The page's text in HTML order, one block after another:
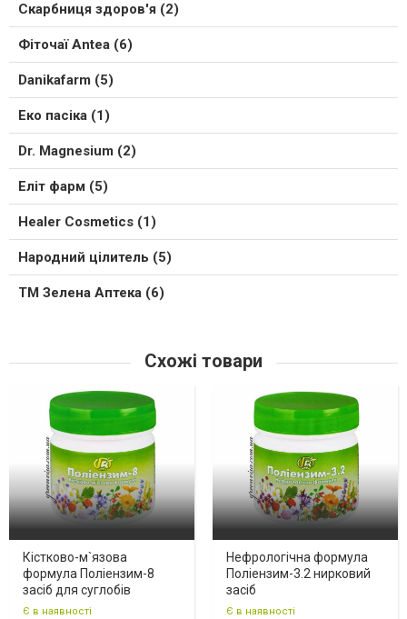
Скарбниця здоров'я (2)
Фіточаї Antea (6)
Danikafarm (5)
Еко пасіка (1)
Dr. Magnesium (2)
Еліт фарм (5)
Healer Cosmetics (1)
Народний цілитель (5)
ТМ Зелена Аптека (6)
Схожі товари
Кістково-м`язова
формула Поліензим-8
засіб для суглобів
Є в наявності
Нефрологічна формула
Поліензим-3.2 нирковий
засіб
Є в наявності